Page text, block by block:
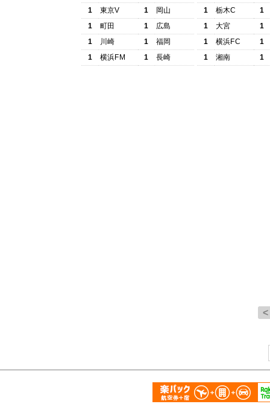
1
東京V 1
岡山
1
町田 1
広島
1
川崎 1
福岡
1
横浜FM 1 長崎
1
栃木C
1
1
大宮
1
1
横浜FC
1
1
湘南 1